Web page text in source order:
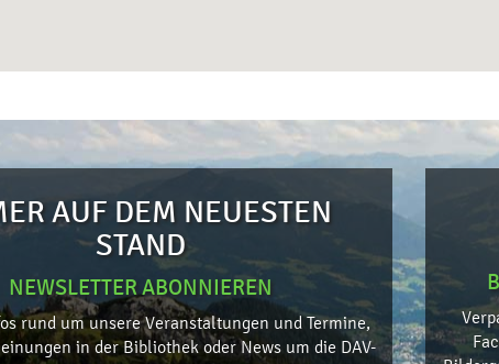
AUF DEM NEUESTEN
STAND
NEWSLETTER ABONNIEREN
rund um unsere Veranstaltungen und Termine,
in der Bibliothek oder News um die DAV-